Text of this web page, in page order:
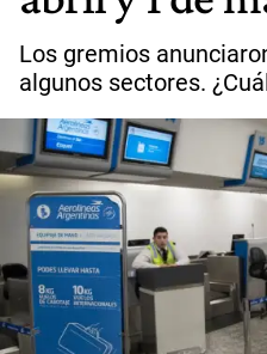
Los gremios
algunos sectores.